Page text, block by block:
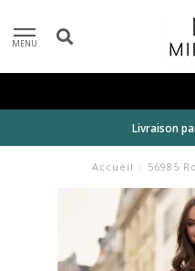
MENU
Livraison
Accueil / 56985